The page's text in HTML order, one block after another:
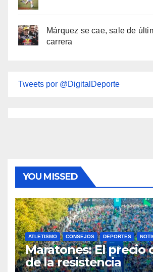
Márquez se cae, sale de
carrera
Tweets por @DigitalDeporte
YOU MISSED
ATLETISMO CONSEJOS DEPORTES
Maratones: El precio
de la resistencia